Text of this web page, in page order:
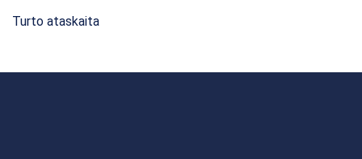
Turto ataskaita